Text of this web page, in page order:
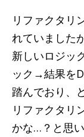
リファクタリ
れていました
新しいロジッ
ック→結果を
踏んでおり、
リファクタリ
かな…？と思